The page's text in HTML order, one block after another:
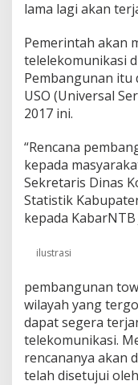
D
s
a
T
e
r
n
c
i
l
d
i
a
w
a
e
g
e
lama lagi akan
Pemerintah akan
telelekomunikasi
Pembangunan itu
USO (Universal
2017 ini.
“Rencana
kepada
Sekretaris Dinas
Statistik
kepada KabarNTB
ilustrasi
pembangunan
wilayah yang
dapat segera
telekomunikasi.
rencananya akan
telah disetujui